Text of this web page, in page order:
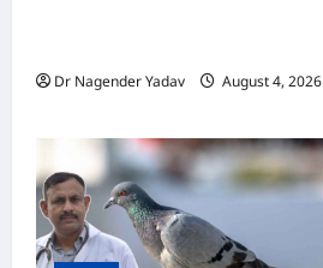
Dr Nagender Yadav
August 4, 2026